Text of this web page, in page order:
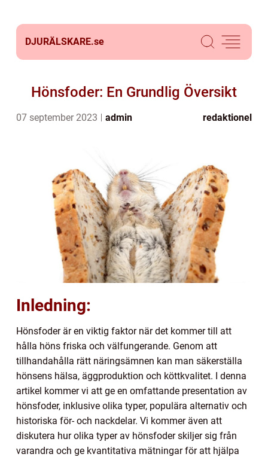
DJURÄLSKARE.se
Hönsfoder: En Grundlig Översikt
07 september 2023 admin redaktionel
Inledning:
Hönsfoder är en viktig faktor när det kommer till att
hålla höns friska och välfungerande. Genom att
tillhandahålla rätt näringsämnen kan man säkerställa
hönsens hälsa, äggproduktion och köttkvalitet. I denna
artikel kommer vi att ge en omfattande presentation av
hönsfoder, inklusive olika typer, populära alternativ och
historiska för- och nackdelar. Vi kommer även att
diskutera hur olika typer av hönsfoder skiljer sig från
varandra och ge kvantitativa mätningar för att hjälpa